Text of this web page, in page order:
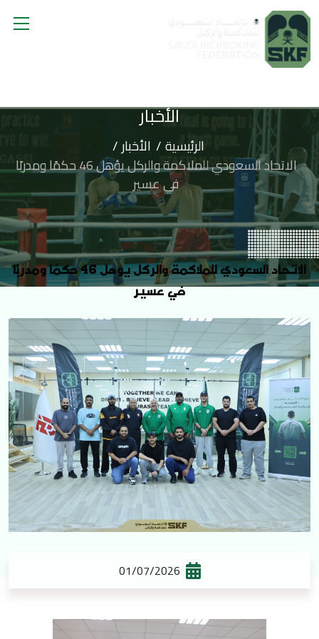
الأخبار
الرئيسية
الأخبار
الاتحاد السعودي للملاكمة والركل يؤهل 46 حكمًا ومدربًا
في عسير
الاتحاد السعودي للملاكمة والركل يؤهل 46 حكمًا ومدربًا
في عسير
01/07/2026